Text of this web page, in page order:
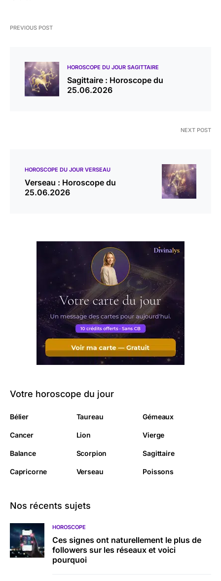
PREVIOUS POST
HOROSCOPE DU JOUR SAGITTAIRE
Sagittaire : Horoscope du
25.06.2026
NEXT POST
HOROSCOPE DU JOUR VERSEAU
Verseau : Horoscope du
25.06.2026
Votre horoscope du jour
Bélier Taureau Gémeaux
Cancer Lion Vierge
Balance Scorpion Sagittaire
Capricorne Verseau Poissons
Nos récents sujets
HOROSCOPE
Ces signes ont naturellement le plus de
followers sur les réseaux et voici
pourquoi